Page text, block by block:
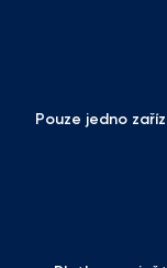
Pouze jedno